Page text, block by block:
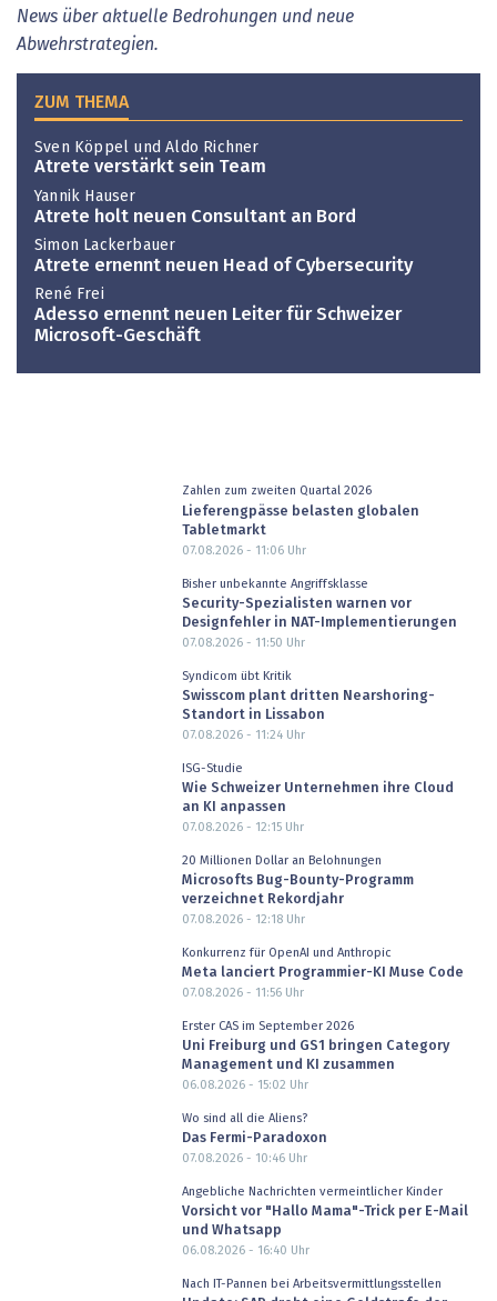
News über aktuelle Bedrohungen und neue
Abwehrstrategien.
ZUM THEMA
Sven Köppel und Aldo Richner
Atrete verstärkt sein Team
Yannik Hauser
Atrete holt neuen Consultant an Bord
Simon Lackerbauer
Atrete ernennt neuen Head of Cybersecurity
René Frei
Adesso ernennt neuen Leiter für Schweizer
Microsoft-Geschäft
Zahlen zum zweiten Quartal 2026
Lieferengpässe belasten globalen
Tabletmarkt
07.08.2026 - 11:06Uhr
Bisher unbekannte Angriffsklasse
Security-Spezialisten warnen vor
Designfehler in NAT-Implementierungen
07.08.2026 - 11:50 Uhr
Syndicom übt Kritik
Swisscom plant dritten Nearshoring-
Standort in Lissabon
07.08.2026 - 11:24Uhr
ISG-Studie
Wie Schweizer Unternehmen ihre Cloud
an KI anpassen
07.08.2026 - 12:15Uhr
20 Millionen Dollar an Belohnungen
Microsofts Bug-Bounty-Programm
verzeichnet Rekordjahr
07.08.2026 - 12:18Uhr
Konkurrenz für OpenAI und Anthropic
Meta lanciert Programmier-KI Muse Code
07.08.2026 - 11:56Uhr
Erster CAS im September 2026
Uni Freiburg und GS1 bringen Category
Management und KI zusammen
06.08.2026 - 15:02 Uhr
Wo sind all die Aliens?
Das Fermi-Paradoxon
07.08.2026 - 10:46Uhr
Angebliche Nachrichten vermeintlicher Kinder
Vorsicht vor "Hallo Mama"-Trick per E-Mail
und Whatsapp
06.08.2026 - 16:40 Uhr
Nach IT-Pannen bei Arbeitsvermittlungsstellen